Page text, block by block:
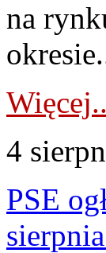
na
4
PSE